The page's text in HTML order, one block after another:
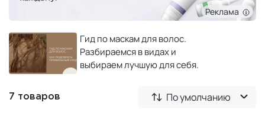
Реклама
Гид по маскам для волос.
Разбираемся в видах и
выбираем лучшую для себя.
7 товаров По умолчанию